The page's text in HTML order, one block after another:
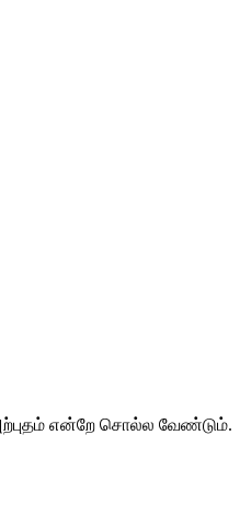
அற்புதம் என்றே சொல்ல வேண்டும்.